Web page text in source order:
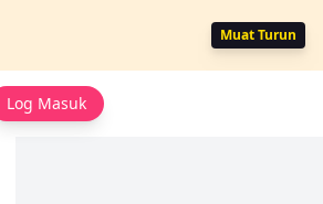
Muat Turun
Log Masuk